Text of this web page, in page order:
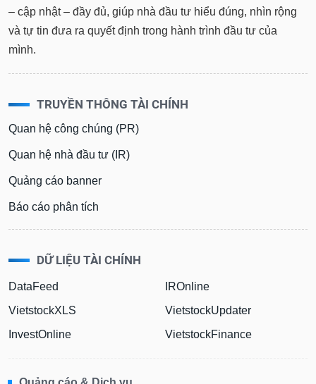
– cập nhật – đầy đủ, giúp nhà đầu tư hiểu đúng, nhìn rộng
và tự tin đưa ra quyết định trong hành trình đầu tư của
mình.
TRUYỀN THÔNG TÀI CHÍNH
Quan hệ công chúng (PR)
Quan hệ nhà đầu tư (IR)
Quảng cáo banner
Báo cáo phân tích
DỮ LIỆU TÀI CHÍNH
DataFeed
VietstockXLS
InvestOnline
IROnline
VietstockUpdater
VietstockFinance